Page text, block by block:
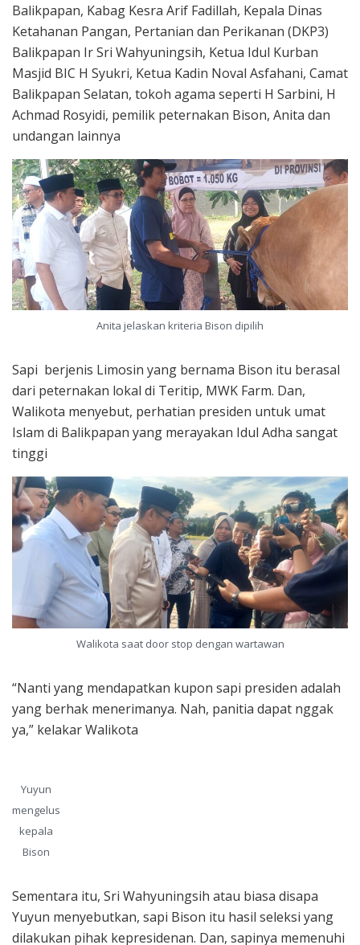
Balikpapan, Kabag Kesra Arif Fadillah, Kepala Dinas
Ketahanan Pangan, Pertanian dan Perikanan (DKP3)
Balikpapan Ir Sri Wahyuningsih, Ketua Idul Kurban
Masjid BIC H Syukri, Ketua Kadin Noval Asfahani, Camat
Balikpapan Selatan, tokoh agama seperti H Sarbini, H
Achmad Rosyidi, pemilik peternakan Bison, Anita dan
undangan lainnya
Anita jelaskan kriteria Bison dipilih
Sapi berjenis Limosin yang bernama Bison itu berasal
dari peternakan lokal di Teritip, MWK Farm. Dan,
Walikota menyebut, perhatian presiden untuk umat
Islam di Balikpapan yang merayakan Idul Adha sangat
tinggi
Walikota saat door stop dengan wartawan
“Nanti yang mendapatkan kupon sapi presiden adalah
yang berhak menerimanya. Nah, panitia dapat nggak
ya,” kelakar Walikota
Yuyun
mengelus
kepala
Bison
Sementara itu, Sri Wahyuningsih atau biasa disapa
Yuyun menyebutkan, sapi Bison itu hasil seleksi yang
dilakukan pihak kepresidenan. Dan, sapinya memenuhi